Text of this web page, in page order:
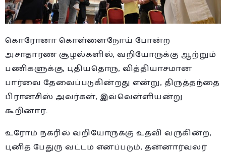
கொரோனா கொள்ளைநோய் போன்ற
அசாதாரண சூழல்களில், வறியோருக்கு ஆற்றும்
பணிகளுக்கு, புதியதொரு, வித்தியாசமான
பார்வை தேவைப்படுகின்றது என்று, திருத்தந்தை
பிரான்சிஸ் அவர்கள், இவ்வெள்ளியன்று
கூறினார்.
உரோம் நகரில் வறியோருக்கு உதவி வருகின்ற,
புனித பேதுரு வட்டம் எனப்படும், தன்னார்வலர்